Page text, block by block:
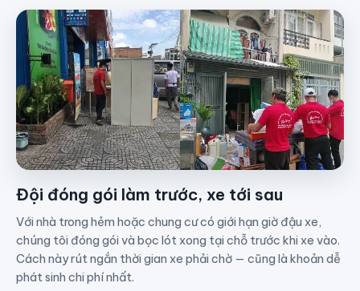
Đội đóng gói làm trước, xe tới sau
Với nhà trong hẻm hoặc chung cư có giới hạn giờ đậu xe,
chúng tôi đóng gói và bọc lót xong tại chỗ trước khi xe vào.
Cách này rút ngắn thời gian xe phải chờ — cũng là khoản dễ
phát sinh chi phí nhất.